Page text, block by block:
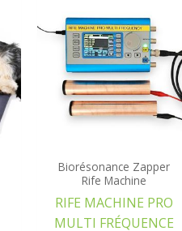
Biorésonance Zapper
Rife Machine
RIFE MACHINE PRO
MULTI FRÉQUENCE